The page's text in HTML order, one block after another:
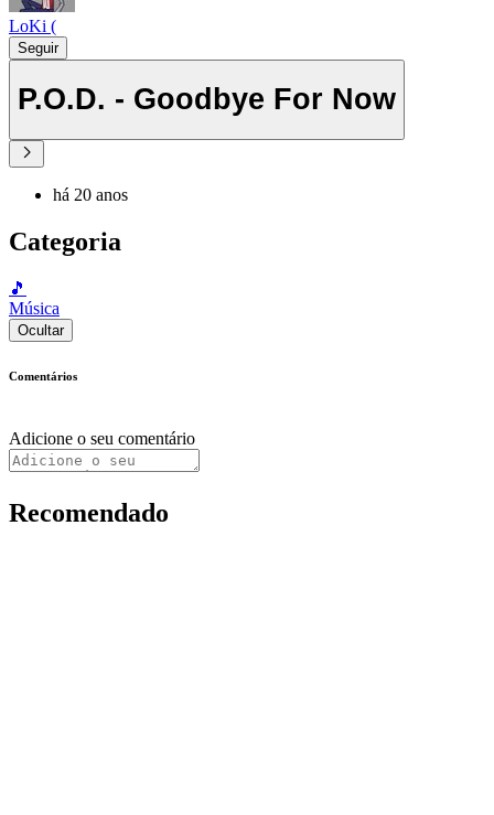
LoKi (
Seguir
P.O.D. - Goodbye For Now
há 20 anos
Categoria
🎵
Música
Ocultar
Comentários
Adicione o seu comentário
Recomendado